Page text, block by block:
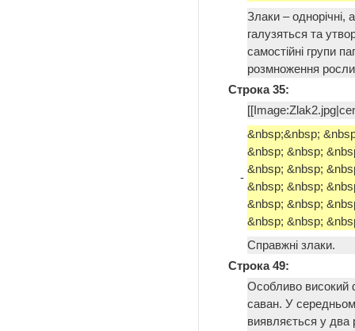
Злаки – однорічні,
галузяться та
самостійні групи
розмноження
Строка 35:
-
&nbsp;&nbsp;
&nbsp; &nbsp;
&nbsp; &nbsp;
&nbsp; &nbsp;
&nbsp; &nbsp;
&nbsp; &nbsp;
Справжні злаки.
Строка 49:
Особливо високий
саван. У
виявляється у два